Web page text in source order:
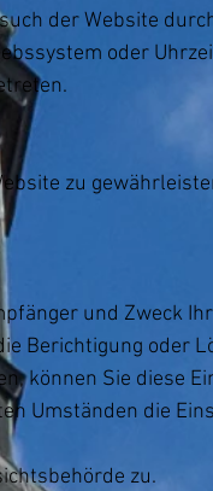
der Website
oder
zu
und Zweck
Berichtigung oder
können Sie diese
Umständen die
zu.